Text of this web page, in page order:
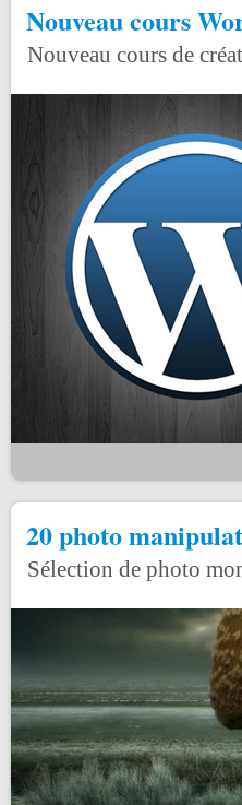
Nouveau cours
Nouveau cours de
20 photo
Sélection de photo